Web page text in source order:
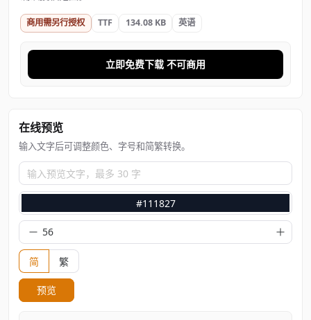
商用需另行授权 TTF 134.08 KB 英语
立即免费下载 不可商用
在线预览
输入文字后可调整颜色、字号和简繁转换。
输入预览文字，最多 30 字
#111827
简 繁
预览